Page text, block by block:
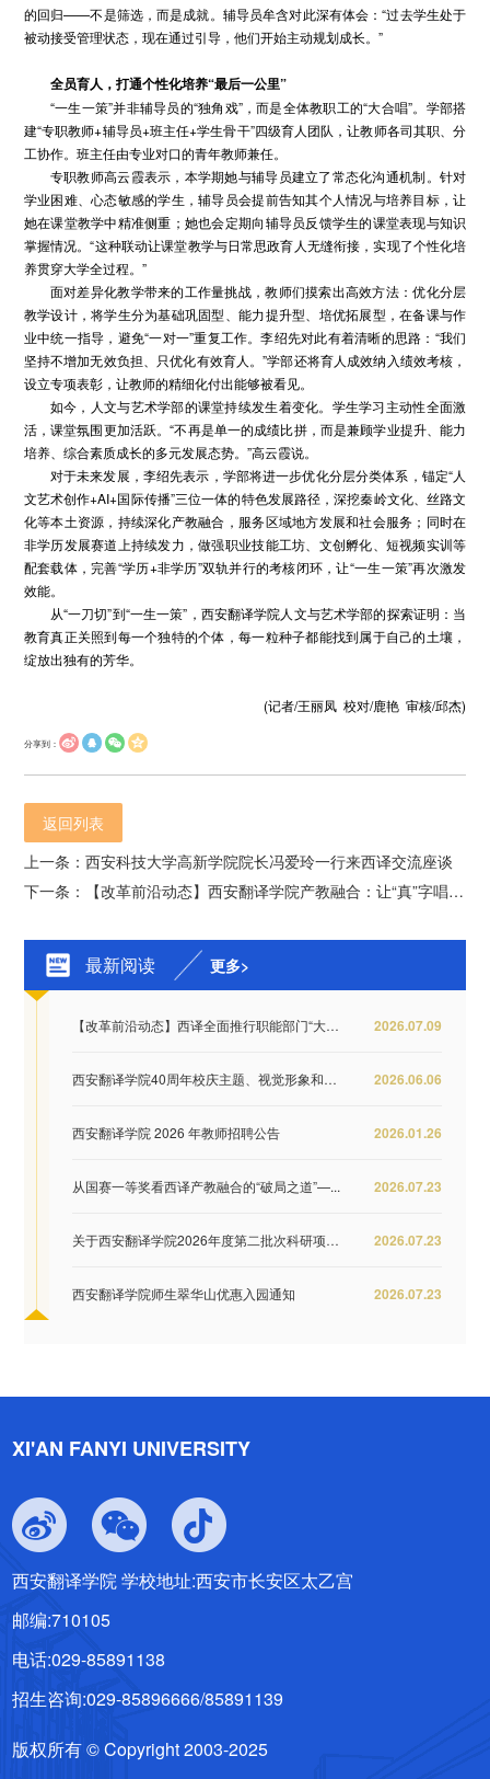
的回归——不是筛选，而是成就。辅导员牟含对此深有体会：“过去学生处于
被动接受管理状态，现在通过引导，他们开始主动规划成长。”
全员育人，打通个性化培养“最后一公里”
“一生一策”并非辅导员的“独角戏”，而是全体教职工的“大合唱”。学部搭
建“专职教师+辅导员+班主任+学生骨干”四级育人团队，让教师各司其职、分
工协作。班主任由专业对口的青年教师兼任。
专职教师高云霞表示，本学期她与辅导员建立了常态化沟通机制。针对
学业困难、心态敏感的学生，辅导员会提前告知其个人情况与培养目标，让
她在课堂教学中精准侧重；她也会定期向辅导员反馈学生的课堂表现与知识
掌握情况。“这种联动让课堂教学与日常思政育人无缝衔接，实现了个性化培
养贯穿大学全过程。”
面对差异化教学带来的工作量挑战，教师们摸索出高效方法：优化分层
教学设计，将学生分为基础巩固型、能力提升型、培优拓展型，在备课与作
业中统一指导，避免“一对一”重复工作。李绍先对此有着清晰的思路：“我们
坚持不增加无效负担、只优化有效育人。”学部还将育人成效纳入绩效考核，
设立专项表彰，让教师的精细化付出能够被看见。
如今，人文与艺术学部的课堂持续发生着变化。学生学习主动性全面激
活，课堂氛围更加活跃。“不再是单一的成绩比拼，而是兼顾学业提升、能力
培养、综合素质成长的多元发展态势。”高云霞说。
对于未来发展，李绍先表示，学部将进一步优化分层分类体系，锚定“人
文艺术创作+AI+国际传播”三位一体的特色发展路径，深挖秦岭文化、丝路文
化等本土资源，持续深化产教融合，服务区域地方发展和社会服务；同时在
非学历发展赛道上持续发力，做强职业技能工坊、文创孵化、短视频实训等
配套载体，完善“学历+非学历”双轨并行的考核闭环，让“一生一策”再次激发
效能。
从“一刀切”到“一生一策”，西安翻译学院人文与艺术学部的探索证明：当
教育真正关照到每一个独特的个体，每一粒种子都能找到属于自己的土壤，
绽放出独有的芳华。
(记者/王丽凤 校对/鹿艳 审核/邱杰)
分享到：
返回列表
上一条：西安科技大学高新学院院长冯爱玲一行来西译交流座谈
下一条：【改革前沿动态】西安翻译学院产教融合：让“真”字唱主角
最新阅读 更多>
2026.07.09
【改革前沿动态】西译全面推行职能部门“大部...
2026.06.06
西安翻译学院40周年校庆主题、视觉形象和纪念...
2026.01.26
西安翻译学院 2026 年教师招聘公告
2026.07.23
从国赛一等奖看西译产教融合的“破局之道”—...
2026.07.23
关于西安翻译学院2026年度第二批次科研项目结...
2026.07.23
西安翻译学院师生翠华山优惠入园通知
XI'AN FANYI UNIVERSITY
西安翻译学院 学校地址:西安市长安区太乙宫
邮编:710105
电话:029-85891138
招生咨询:029-85896666/85891139
版权所有 © Copyright 2003-2025